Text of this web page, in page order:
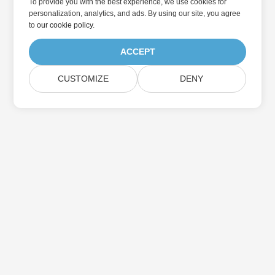
To provide you with the best experience, we use cookies for
personalization, analytics, and ads. By using our site, you agree
toour cookie policy.
ACCEPT
CUSTOMIZE DENY